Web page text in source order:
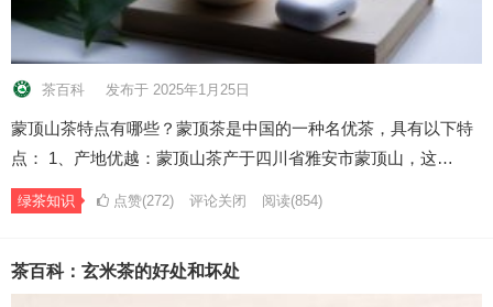
茶百科 发布于 2025年1月25日
蒙顶山茶特点有哪些？蒙顶茶是中国的一种名优茶，具有以下特
点： 1、产地优越：蒙顶山茶产于四川省雅安市蒙顶山，这…
绿茶知识 点赞(272) 评论关闭 阅读(854)
茶百科：玄米茶的好处和坏处